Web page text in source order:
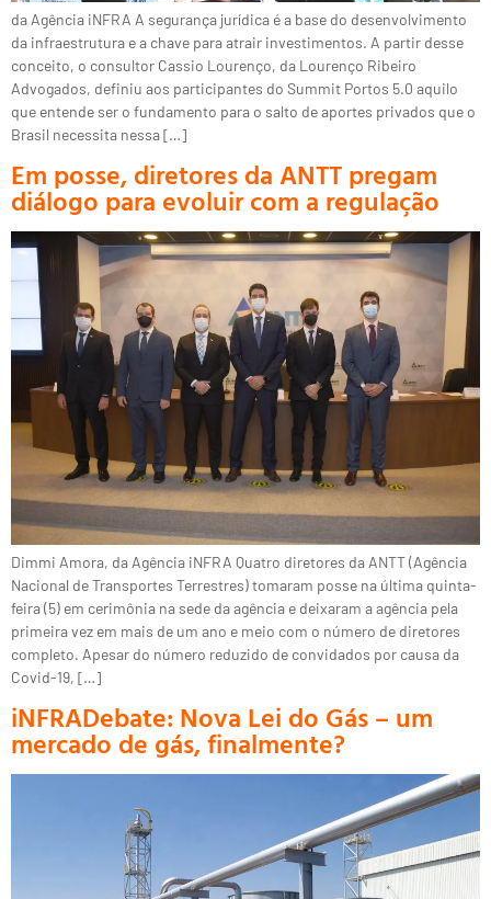
da Agência iNFRA A segurança jurídica é a base do desenvolvimento
da infraestrutura e a chave para atrair investimentos. A partir desse
conceito, o consultor Cassio Lourenço, da Lourenço Ribeiro
Advogados, definiu aos participantes do Summit Portos 5.0 aquilo
que entende ser o fundamento para o salto de aportes privados que o
Brasil necessita nessa […]
Em posse, diretores da ANTT pregam
diálogo para evoluir com a regulação
Dimmi Amora, da Agência iNFRA Quatro diretores da ANTT (Agência
Nacional de Transportes Terrestres) tomaram posse na última quinta-
feira (5) em cerimônia na sede da agência e deixaram a agência pela
primeira vez em mais de um ano e meio com o número de diretores
completo. Apesar do número reduzido de convidados por causa da
Covid-19, […]
iNFRADebate: Nova Lei do Gás – um
mercado de gás, finalmente?